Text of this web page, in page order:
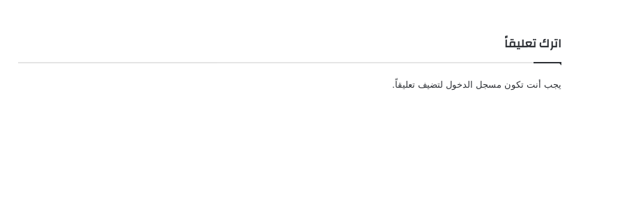
اترك تعليقاً
يجب أنت تكون مسجل الدخول لتضيف تعليقاً.